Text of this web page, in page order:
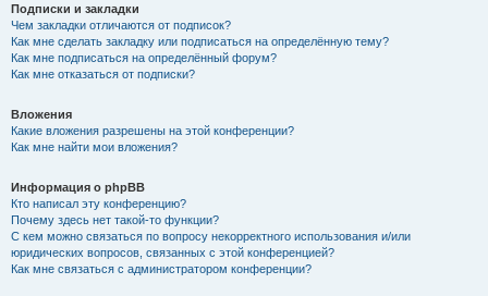
Подписки и закладки
Чем закладки отличаются от подписок?
Как мне сделать закладку или подписаться на определённую тему?
Как мне подписаться на определённый форум?
Как мне отказаться от подписки?
Вложения
Какие вложения разрешены на этой конференции?
Как мне найти мои вложения?
Информация о phpBB
Кто написал эту конференцию?
Почему здесь нет такой-то функции?
С кем можно связаться по вопросу некорректного использования и/или
юридических вопросов, связанных с этой конференцией?
Как мне связаться с администратором конференции?